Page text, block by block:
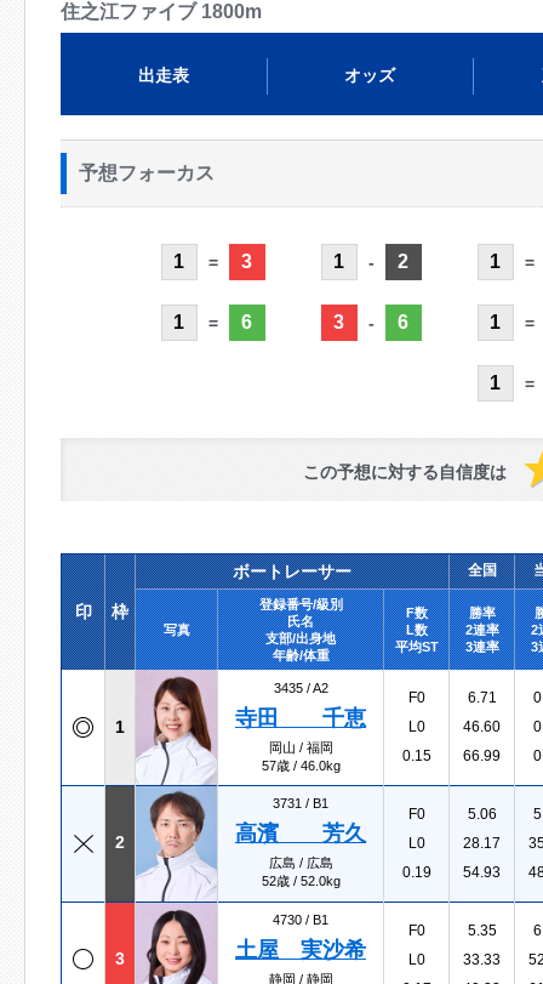
住之江ファイブ 1800m
出走表 オッズ
予想フォーカス
1 = 3
1 = 6
1 - 2
3 - 6
1 =
1 =
1 =
この予想に対する自信度は
印 枠
ボートレーサー 全国
写真
登録番号/級別
氏名
支部/出身地
年齢/体重
F数
L数
平均ST
勝率
2連率
3連率
2
3
1
3435 /A2
寺田 千恵
岡山 / 福岡
57歳 / 46.0kg
F0
L0
0.15
6.71
46.60
66.99
2
3731 / B1
高濱 芳久
広島 / 広島
52歳 / 52.0kg
F0
L0
0.19
5.06
28.17
54.93
3
4730 / B1
土屋 実沙希
静岡 / 静岡
F0
L0
5.35
33.33